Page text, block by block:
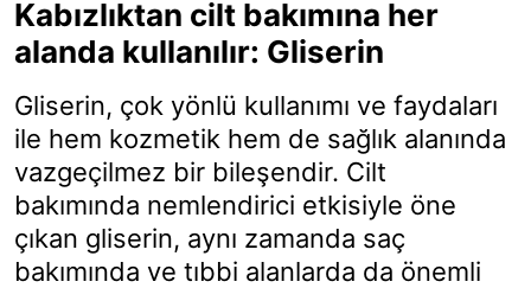
Kabızlıktan cilt bakımına her
alanda kullanılır: Gliserin
Gliserin, çok yönlü kullanımı ve faydaları
ile hem kozmetik hem de sağlık alanında
vazgeçilmez bir bileşendir. Cilt
bakımında nemlendirici etkisiyle öne
çıkan gliserin, aynı zamanda saç
bakımında ve tıbbi alanlarda da önemli